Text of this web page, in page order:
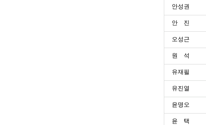
안성권
안 진
오성근
원 석
유재필
유진열
윤명오
윤 택